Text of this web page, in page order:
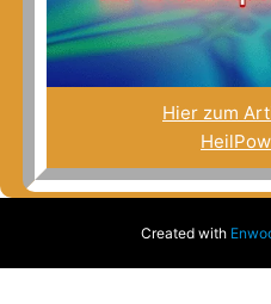
Hier zum
Created with